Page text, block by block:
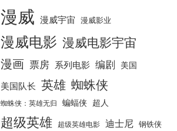
漫威 漫威宇宙 漫威影业
漫威电影 漫威电影宇宙
漫画 票房 系列电影 编剧 美国
美国队长 英雄 蜘蛛侠
蜘蛛侠：英雄无归 蝙蝠侠 超人
超级英雄 超级英雄电影 迪士尼 钢铁侠